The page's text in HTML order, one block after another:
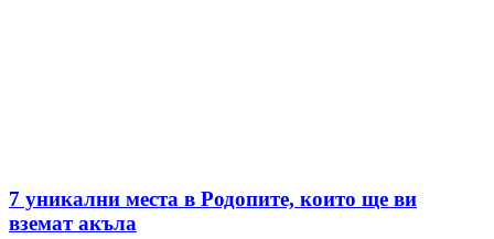
7 уникални места в Родопите, които ще ви
вземат акъла